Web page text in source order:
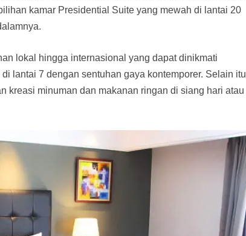
kamar Presidential Suite yang mewah di lantai 20
lokal hingga internasional yang dapat dinikmati
lantai 7 dengan sentuhan gaya kontemporer. Selain itu
kreasi minuman dan makanan ringan di siang hari atau